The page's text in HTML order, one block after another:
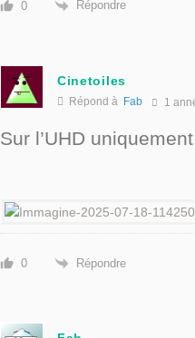
0 Répondre
Cinetoiles
Répond à Fab 1
Sur l’UHD
0 Répondre